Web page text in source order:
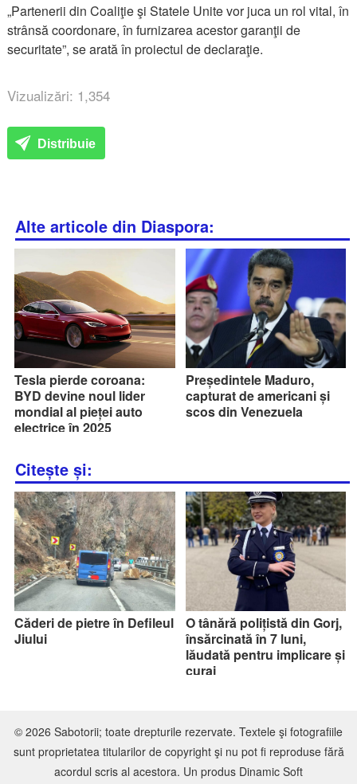
„Partenerii din Coaliţie şi Statele Unite vor juca un rol vital, în
strânsă coordonare, în furnizarea acestor garanţii de
securitate”, se arată în proiectul de declaraţie.
Vizualizări: 1,354
Distribuie
Alte articole din Diaspora:
Tesla pierde coroana:
BYD devine noul lider
mondial al pieței auto
electrice în 2025
Președintele Maduro,
capturat de americani și
scos din Venezuela
Citește și:
Căderi de pietre în Defileul
Jiului
O tânără polițistă din Gorj,
însărcinată în 7 luni,
lăudată pentru implicare și
curaj
© 2026 Sabotorii; toate drepturile rezervate. Textele şi fotografiile
sunt proprietatea titularilor de copyright şi nu pot fi reproduse fără
acordul scris al acestora. Un produs Dinamic Soft